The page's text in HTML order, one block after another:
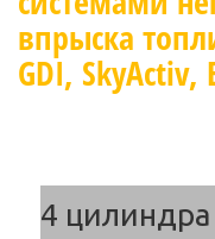
впрыска
GDI, SkyActiv,